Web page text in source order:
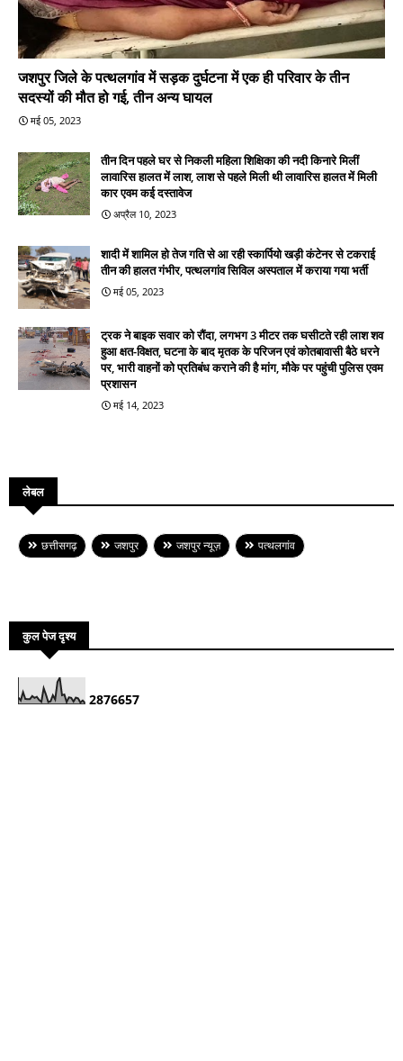
जशपुर जिले के पत्थलगांव में सड़क दुर्घटना में एक ही परिवार के तीन
सदस्यों की मौत हो गई, तीन अन्य घायल
मई 05, 2023
तीन दिन पहले घर से निकली महिला शिक्षिका की नदी किनारे मिलीं
लावारिस हालत में लाश, लाश से पहले मिली थी लावारिस हालत में मिली
कार एवम कई दस्तावेज
अप्रैल 10, 2023
शादी में शामिल हो तेज गति से आ रही स्कार्पियो खड़ी कंटेनर से टकराई
तीन की हालत गंभीर, पत्थलगांव सिविल अस्पताल में कराया गया भर्ती
मई 05, 2023
ट्रक ने बाइक सवार को रौंदा, लगभग 3 मीटर तक घसीटते रही लाश शव
हुआ क्षत-विक्षत, घटना के बाद मृतक के परिजन एवं कोतबावासी बैठे धरने
पर, भारी वाहनों को प्रतिबंध कराने की है मांग, मौके पर पहुंची पुलिस एवम
प्रशासन
मई 14, 2023
लेबल
छत्तीसगढ़ जशपुर जशपुर न्यूज़ पत्थलगांव
कुल पेज दृश्य
2876657